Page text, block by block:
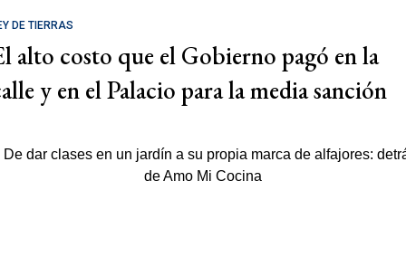
DE TIERRAS
alto costo que el Gobierno pagó en la
y en el Palacio para la media sanción